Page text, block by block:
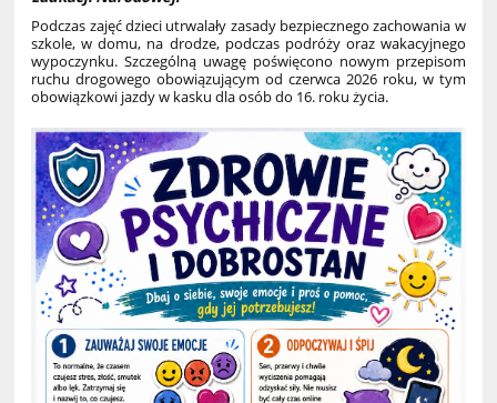
Podczas zajęć dzieci utrwalały zasady bezpiecznego zachowania w
szkole, w domu, na drodze, podczas podróży oraz wakacyjnego
wypoczynku. Szczególną uwagę poświęcono nowym przepisom
ruchu drogowego obowiązującym od czerwca 2026 roku, w tym
obowiązkowi jazdy w kasku dla osób do 16. roku życia.